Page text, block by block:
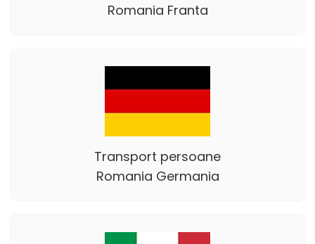
Romania Franta
Transport persoane
Romania Germania